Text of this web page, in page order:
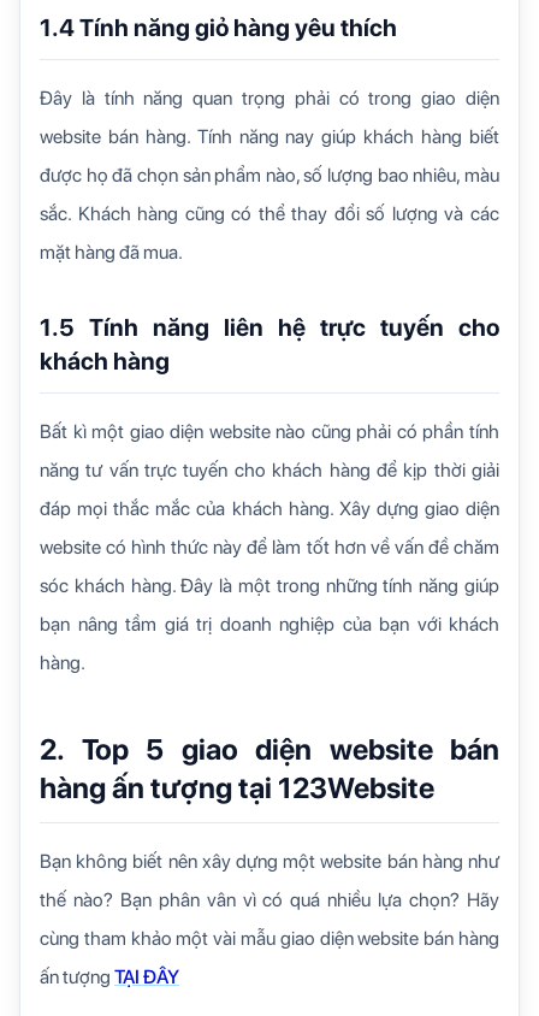
1.4 Tính năng giỏ hàng yêu thích
Đây là tính năng quan trọng phải có trong giao diện
website bán hàng. Tính năng nay giúp khách hàng biết
được họ đã chọn sản phẩm nào, số lượng bao nhiêu, màu
sắc. Khách hàng cũng có thể thay đổi số lượng và các
mặt hàng đã mua.
1.5 Tính năng liên hệ trực tuyến cho
khách hàng
Bất kì một giao diện website nào cũng phải có phần tính
năng tư vấn trực tuyến cho khách hàng để kịp thời giải
đáp mọi thắc mắc của khách hàng. Xây dựng giao diện
website có hình thức này để làm tốt hơn về vấn đề chăm
sóc khách hàng. Đây là một trong những tính năng giúp
bạn nâng tầm giá trị doanh nghiệp của bạn với khách
hàng.
2. Top 5 giao diện website bán
hàng ấn tượng tại 123Website
Bạn không biết nên xây dựng một website bán hàng như
thế nào? Bạn phân vân vì có quá nhiều lựa chọn? Hãy
cùng tham khảo một vài mẫu giao diện website bán hàng
ấn tượng TẠI ĐÂY